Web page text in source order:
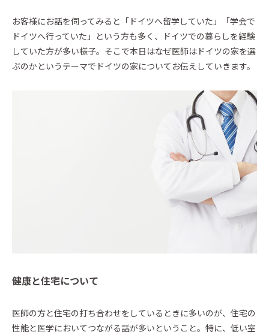
Column
コラム
Event
イベント・お知らせ
カタログを請求する
Catalog
イベントに参加
Event
お客様にお話を伺ってみると「ドイツへ留学していた」「学会で
ドイツへ行っていた」という方も多く、ドイツでの暮らしを経験
していた方が多い様子。そこで本日はなぜ医師はドイツの家を選
ぶのかというテーマでドイツの家についてお伝えしていきます。
健康と住宅について
医師の方と住宅の打ち合わせをしているときに多いのが、住宅の
性能と医学においてつながる話が多いということ。特に、低い室